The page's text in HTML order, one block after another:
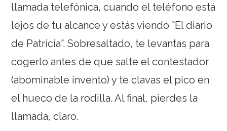
llamada telefónica, cuando el teléfono está
lejos de tu alcance y estás viendo "El diario
de Patricia". Sobresaltado, te levantas para
cogerlo antes de que salte el contestador
(abominable invento) y te clavas el pico en
el hueco de la rodilla. Al final, pierdes la
llamada, claro.